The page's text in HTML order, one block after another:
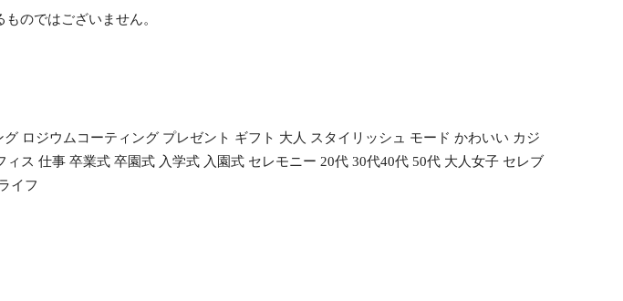
のではございません。
ロジウムコーティング プレゼント ギフト 大人 スタイリッシュ モード かわいい カジ
ス 仕事 卒業式 卒園式 入学式 入園式 セレモニー 20代 30代40代 50代 大人女子 セレブ
イフ